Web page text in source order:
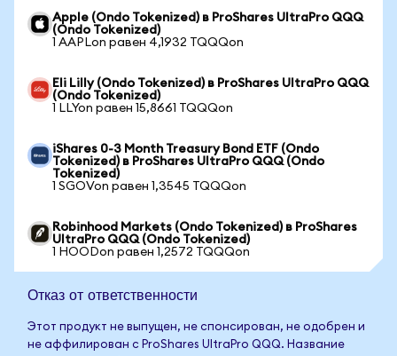
Apple (Ondo Tokenized) в ProShares UltraPro QQQ
(Ondo Tokenized)
1 AAPLon равен 4,1932 TQQQon
Eli Lilly (Ondo Tokenized) в ProShares UltraPro QQQ
(Ondo Tokenized)
1 LLYon равен 15,8661 TQQQon
iShares 0-3 Month Treasury Bond ETF (Ondo
Tokenized) в ProShares UltraPro QQQ (Ondo
Tokenized)
1 SGOVon равен 1,3545 TQQQon
Robinhood Markets (Ondo Tokenized) в ProShares
UltraPro QQQ (Ondo Tokenized)
1 HOODon равен 1,2572 TQQQon
Отказ от ответственности
Этот продукт не выпущен, не спонсирован, не одобрен и
не аффилирован с ProShares UltraPro QQQ. Название